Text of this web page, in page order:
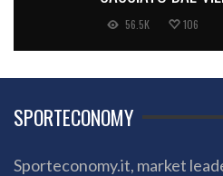
56.5K 106
SPORTECONOMY
Sporteconomy.it, market